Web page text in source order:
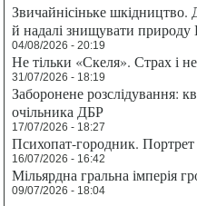
Звичайнісіньке
й надалі знищувати природу
04/08/2026 - 20:19
Не тільки «Скеля». Страх і
31/07/2026 - 18:19
Заборонене розслідування:
очільника ДБР
17/07/2026 - 18:27
Психопат-городник.
16/07/2026 - 16:42
Мільярдна гральна імперія
09/07/2026 - 18:04